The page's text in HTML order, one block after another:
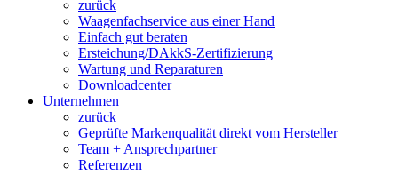
zurück
Waagenfachservice aus einer Hand
Einfach gut beraten
Ersteichung/DAkkS-Zertifizierung
Wartung und Reparaturen
Downloadcenter
Unternehmen
zurück
Geprüfte Markenqualität direkt vom Hersteller
Team + Ansprechpartner
Referenzen